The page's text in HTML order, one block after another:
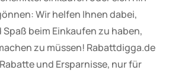
Wir helfen Ihnen dabei,
beim Einkaufen zu haben,
zu müssen! Rabattdigga.de
und Ersparnisse, nur für